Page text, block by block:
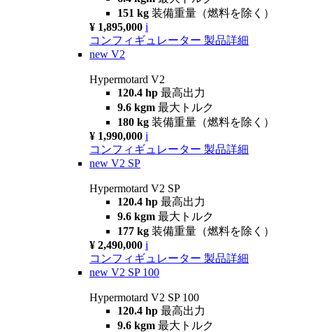
151 kg 装備重量（燃料を除く）
¥ 1,895,000 i
コンフィギュレーター 製品詳細
new V2
Hypermotard V2
120.4 hp 最高出力
9.6 kgm 最大トルク
180 kg 装備重量（燃料を除く）
¥ 1,990,000 i
コンフィギュレーター 製品詳細
new V2 SP
Hypermotard V2 SP
120.4 hp 最高出力
9.6 kgm 最大トルク
177 kg 装備重量（燃料を除く）
¥ 2,490,000 i
コンフィギュレーター 製品詳細
new V2 SP 100
Hypermotard V2 SP 100
120.4 hp 最高出力
9.6 kgm 最大トルク